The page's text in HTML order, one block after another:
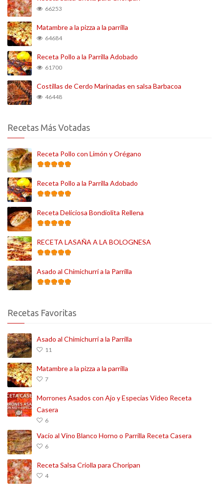
66253
Matambre a la pizza a la parrilla
64684
Receta Pollo a la Parrilla Adobado
61700
Costillas de Cerdo Marinadas en salsa Barbacoa
46448
Recetas Más Votadas
Receta Pollo con Limón y Orégano
Receta Pollo a la Parrilla Adobado
Receta Deliciosa Bondiolita Rellena
RECETA LASAÑA A LA BOLOGNESA
Asado al Chimichurri a la Parrilla
Recetas Favoritas
Asado al Chimichurri a la Parrilla
11
Matambre a la pizza a la parrilla
7
Morrones Asados con Ajo y Especias Video Receta
Casera
6
Vacío al Vino Blanco Horno o Parrilla Receta Casera
6
Receta Salsa Criolla para Choripan
4